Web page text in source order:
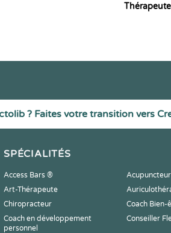
? Faites votre transition vers
SPÉCIALITÉS
Access Bars ® Acupuncteur
Art-Thérapeute
Chiropracteur
Coach Bien-
Coach en développement
personnel
Conseiller